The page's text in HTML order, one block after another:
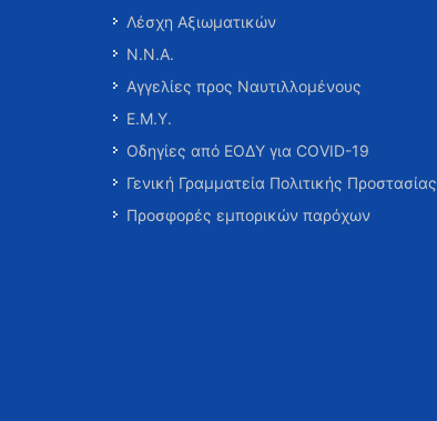
Λέσχη Αξιωματικών
Ν.Ν.Α.
Αγγελίες προς Ναυτιλλομένους
Ε.Μ.Υ.
Οδηγίες από ΕΟΔΥ για COVID-19
Γενική Γραμματεία Πολιτικής Προστασίας
Προσφορές εμπορικών παρόχων